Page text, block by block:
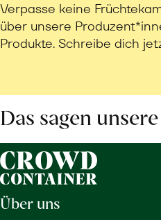
Verpasse keine
über unsere
Produkte. Schreibe dich
Das sagen
Über uns